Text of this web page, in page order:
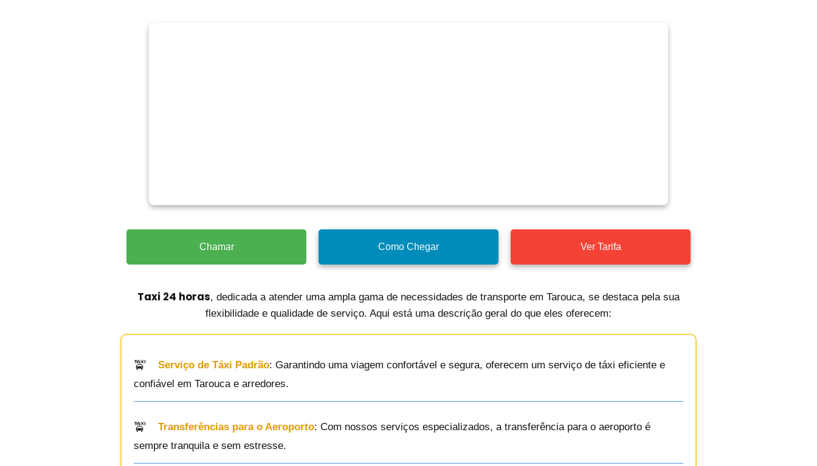
Chamar Como Chegar Ver Tarifa
Taxi 24 horas, dedicada a atender uma ampla gama de necessidades de transporte em Tarouca, se destaca pela sua
flexibilidade e qualidade de serviço. Aqui está uma descrição geral do que eles oferecem:
Serviço de Táxi Padrão: Garantindo uma viagem confortável e segura, oferecem um serviço de táxi eficiente e
confiável em Tarouca e arredores.
Transferências para o Aeroporto: Com nossos serviços especializados, a transferência para o aeroporto é
sempre tranquila e sem estresse.